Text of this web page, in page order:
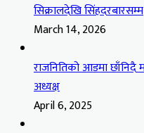
सिक्रालदेखि सिंहदरबारसम्म
March 14, 2026
राजनितिको आडमा छाँनिदै
अध्यक्ष
April 6, 2025